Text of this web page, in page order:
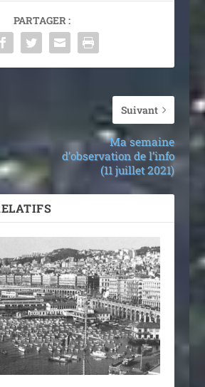
PARTAGER :
Suivant
Ma semaine
d’observation de l’info
(11 juillet 2021)